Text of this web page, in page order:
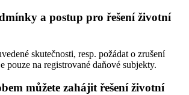
a postup pro řešení životní
skutečnosti, resp. požádat o zrušení
pouze na registrované daňové subjekty.
můžete zahájit řešení životní